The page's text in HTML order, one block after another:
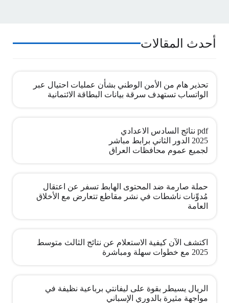
أحدث المقالات
تحذير هام من الأمن الوطني بشأن عمليات احتيال عبر
الواتساب تستهدف سرقة بيانات البطاقة الائتمانية
pdf نتائج السادس الاعدادي
2025 الدور الثاني برابط مباشر
لجميع عموم محافظات العراق
حملة صارمة ضد المحتوى الهابط تسفر عن اعتقال
مُدوِّنات ناشطات في نشر مقاطع تتعارض مع الأخلاق
العامة
اكتشف الآن كيفية الاستعلام عن نتائج الثالث متوسط
2025 مع خطوات سهلة ومباشرة
الريال يسيطر بقوة على ليفانتي برباعية نظيفة في
مواجهة مثيرة بالدوري الإسباني